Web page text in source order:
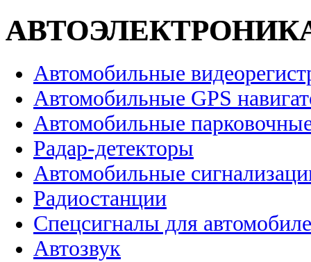
Автомобильные
Автомобильные GPS
Автомобильные
Радар-детекторы
Автомобильные
Радиостанции
Спецсигналы для
Автозвук